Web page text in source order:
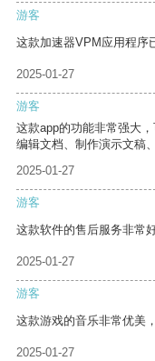
游客
这款加速器VPM应用程序
2025-01-27
游客
这款app的功能非常强大
编辑文档、制作演示文稿
2025-01-27
游客
这款软件的售后服务非常
2025-01-27
游客
这款游戏的音乐非常优美
2025-01-27